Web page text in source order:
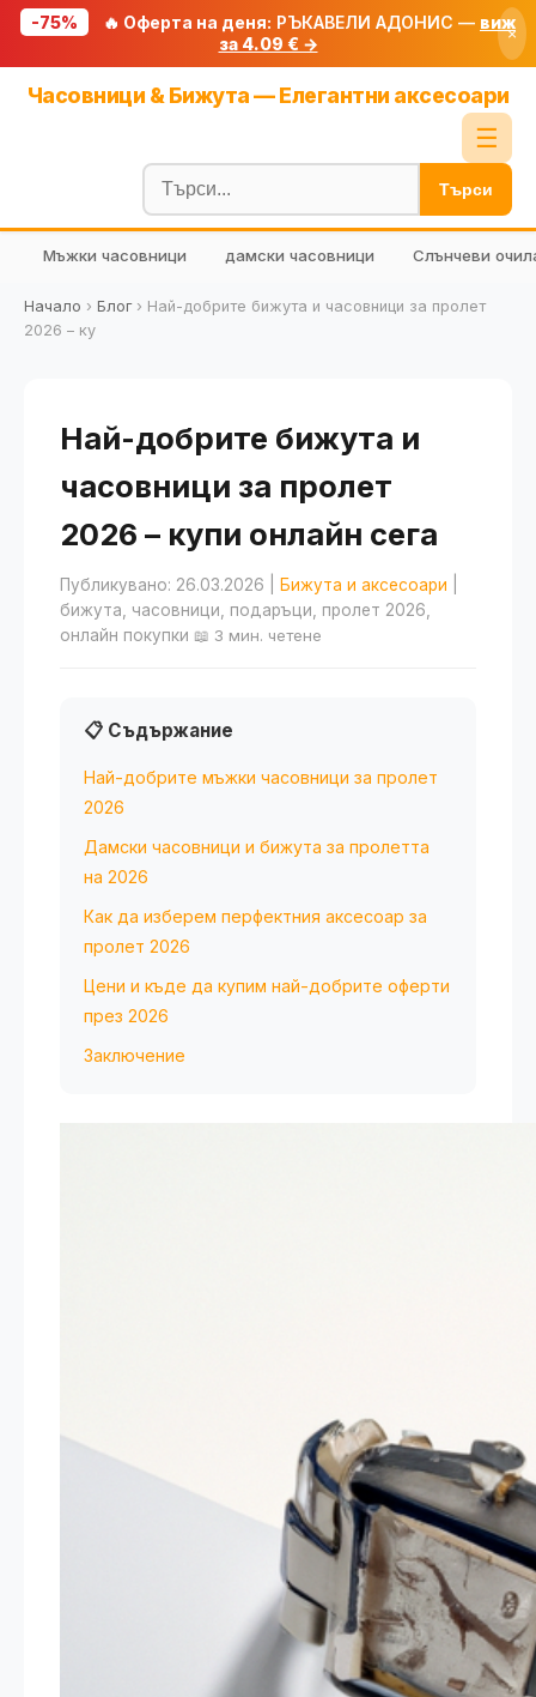
-75% 🔥 Оферта на деня: РЪКАВЕЛИ АДОНИС — виж
за 4.09 € →
×
Часовници & Бижута — Елегантни аксесоари
☰
Блог
🧮 Калкулатори
🔍 Намери продукт
🎁 Подарък
Търси
Мъжки часовници дамски часовници Слънчеви
Начало › Блог› Най-добрите бижута и часовници за пролет
2026 – ку
Най-добрите бижута и
часовници за пролет
2026 – купи онлайн сега
Публикувано: 26.03.2026 Бижута и аксесоари
бижута, часовници, подаръци, пролет 2026,
онлайн покупки 📖 3 мин. четене
📋 Съдържание
Най-добрите мъжки часовници за пролет
2026
Дамски часовници и бижута за пролетта
на 2026
Как да изберем перфектния аксесоар за
пролет 2026
Цени и къде да купим най-добрите оферти
през 2026
Заключение